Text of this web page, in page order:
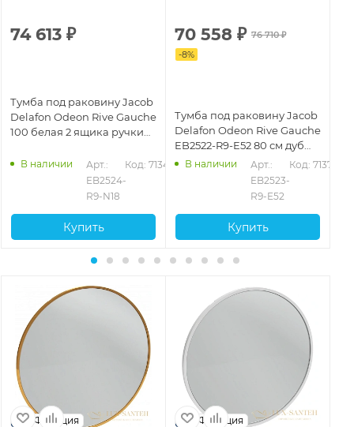
74 613 ₽
Тумба под раковину Jacob
Delafon Odeon Rive Gauche
100 белая 2 ящика ручки
В наличии
Арт.:
EB2524-
R9-N18
Код: 71342
Купить
70 558 ₽ 76 710₽
-8%
Тумба под раковину Jacob
Delafon Odeon Rive Gauche
EB2522-R9-E52 80 см дуб
табак, ручки черные
В наличии
Арт.:
EB2523-
R9-E52
Код: 71371
Купить
Франция Франция